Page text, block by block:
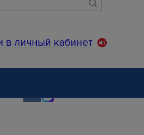
в личный кабинет